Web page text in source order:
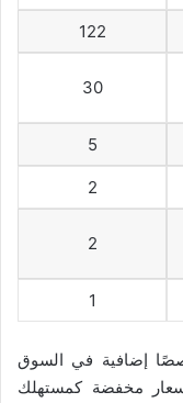
122
30
5
2
2
1
إضافية في السوق
مخفضة كمستهلك